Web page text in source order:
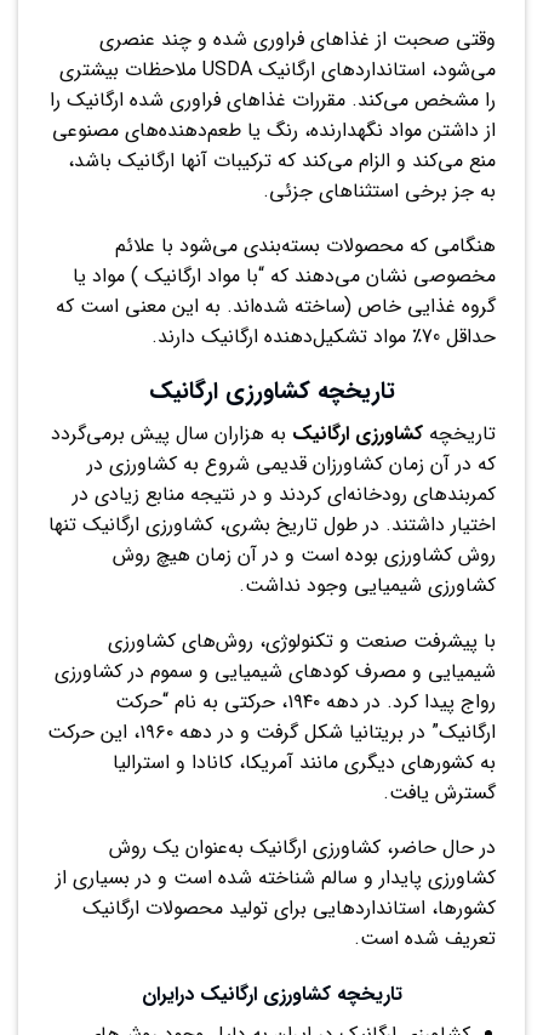
وقتی صحبت از غذاهای فراوری شده و چند عنصری
می‌شود، استانداردهای ارگانیک USDA ملاحظات بیشتری
را مشخص می‌کند. مقررات غذاهای فراوری شده ارگانیک را
از داشتن مواد نگهدارنده، رنگ یا طعم‌دهنده‌های مصنوعی
منع می‌کند و الزام می‌کند که ترکیبات آنها ارگانیک باشد،
به جز برخی استثناهای جزئی.
هنگامی که محصولات بسته‌بندی می‌شود با علائم
مخصوصی نشان می‌دهند که “با مواد ارگانیک ) مواد یا
گروه غذایی خاص (ساخته شده‌اند. به این معنی است که
حداقل 70٪ مواد تشکیل‌دهنده ارگانیک دارند.
تاریخچه کشاورزی ارگانیک
تاریخچه کشاورزی ارگانیک به هزاران سال پیش برمی‌گردد
که در آن زمان کشاورزان قدیمی شروع به کشاورزی در
کمربندهای رودخانه‌ای کردند و در نتیجه منابع زیادی در
اختیار داشتند. در طول تاریخ بشری، کشاورزی ارگانیک تنها
روش کشاورزی بوده است و در آن زمان هیچ روش
کشاورزی شیمیایی وجود نداشت.
با پیشرفت صنعت و تکنولوژی، روش‌های کشاورزی
شیمیایی و مصرف کودهای شیمیایی و سموم در کشاورزی
رواج پیدا کرد. در دهه ۱۹۴۰، حرکتی به نام “حرکت
ارگانیک” در بریتانیا شکل گرفت و در دهه ۱۹۶۰، این حرکت
به کشورهای دیگری مانند آمریکا، کانادا و استرالیا
گسترش یافت.
در حال حاضر، کشاورزی ارگانیک به‌عنوان یک روش
کشاورزی پایدار و سالم شناخته شده است و در بسیاری از
کشورها، استانداردهایی برای تولید محصولات ارگانیک
تعریف شده است.
تاریخچه کشاورزی ارگانیک درایران